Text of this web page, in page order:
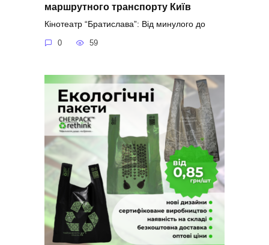
маршрутного транспорту Київ
Кінотеатр “Братислава”: Від минулого до
0 59